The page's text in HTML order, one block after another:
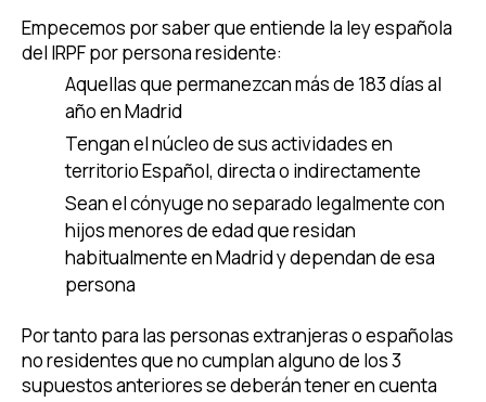
Empecemos por saber que entiende la ley española
del IRPF por persona residente:
Aquellas que permanezcan más de 183 días al
año en Madrid
Tengan el núcleo de sus actividades en
territorio Español, directa o indirectamente
Sean el cónyuge no separado legalmente con
hijos menores de edad que residan
habitualmente en Madrid y dependan de esa
persona
Por tanto para las personas extranjeras o españolas
no residentes queno cumplan alguno de los 3
supuestos anterioresse deberán tener en cuenta